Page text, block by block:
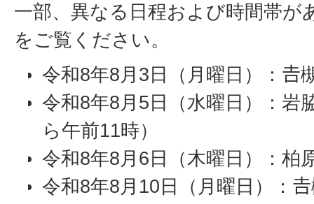
一部、異なる日程および時間帯が
をご覧ください。
令和8年8月3日（月曜日）：𠮷
令和8年8月5日（水曜日）：岩
ら午前11時）
令和8年8月6日（木曜日）：柏
令和8年8月10日（月曜日）：